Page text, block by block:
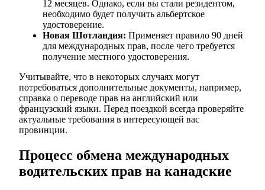
12 месяцев. Однако, если вы стали резидентом,
необходимо будет получить альбертское
удостоверение.
Новая Шотландия: Применяет правило 90 дней
для международных прав, после чего требуется
получение местного удостоверения.
Учитывайте, что в некоторых случаях могут
потребоваться дополнительные документы, например,
справка о переводе прав на английский или
французский языки. Перед поездкой всегда проверяйте
актуальные требования в интересующей вас
провинции.
Процесс обмена международных
водительских прав на канадские